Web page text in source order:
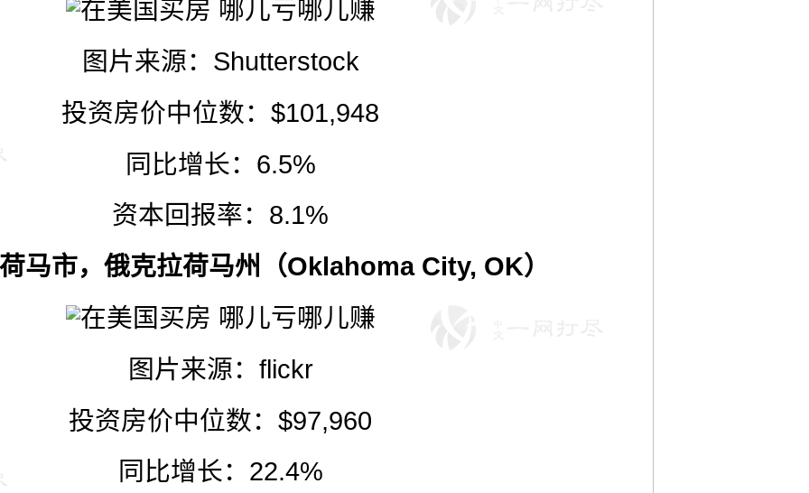
图片来源： Shutterstock
投资房价中位数：$101,948
同比增长：6.5%
资本回报率：8.1%
马市， 俄克拉荷马州 （Oklahoma City, OK）
图片来源： flickr
投资房价中位数：$97,960
同比增长：22.4%